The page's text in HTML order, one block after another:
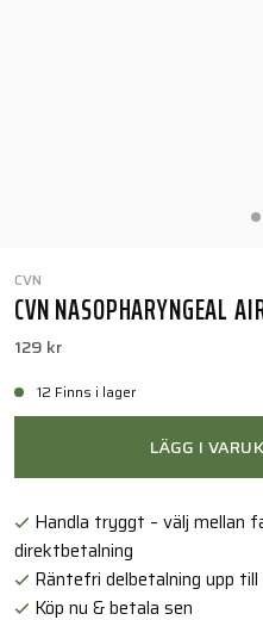
CVN
CVN NASOPHARYNGEAL
129 kr
12 Finns i lager
LÄGG I
Handla tryggt – välj mellan
direktbetalning
Räntefri delbetalning upp till
Köp nu & betala sen